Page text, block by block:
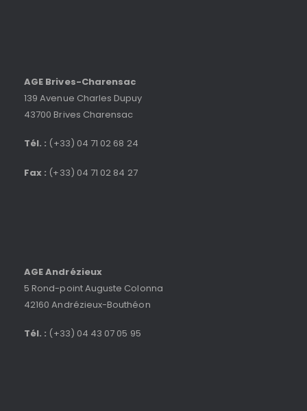
AGE Brives-Charensac
139 Avenue Charles Dupuy
43700 Brives Charensac
Tél. : (+33) 04 71 02 68 24
Fax : (+33) 04 71 02 84 27
AGE Andrézieux
5 Rond-point Auguste Colonna
42160 Andrézieux-Bouthéon
Tél. : (+33) 04 43 07 05 95